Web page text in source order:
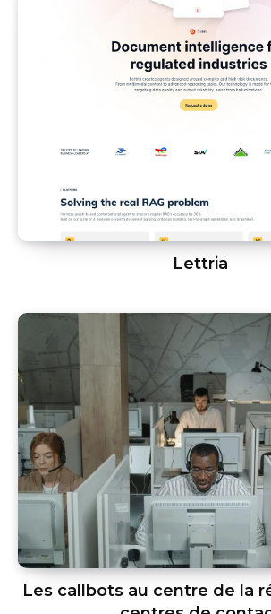
Lettria
Les callbots au centre de la